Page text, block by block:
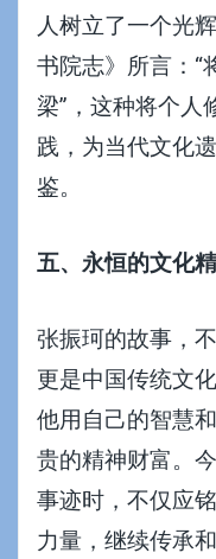
人树立了一个光
书院志》所言：“
梁”，这种将个人
践，为当代文化
鉴。
五、永恒的文化
张振珂的故事，
更是中国传统文
他用自己的智慧
贵的精神财富。
事迹时，不仅应
力量，继续传承